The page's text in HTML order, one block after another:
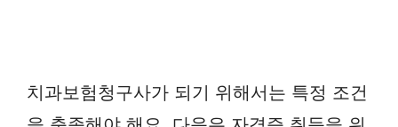
치과보험청구사가 되기 위해서는 특정 조건